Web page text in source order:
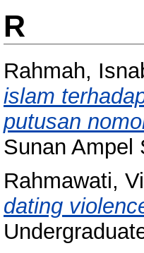
R
Rahmah,
islam
putusan
Sunan Ampel
Rahmawati,
dating